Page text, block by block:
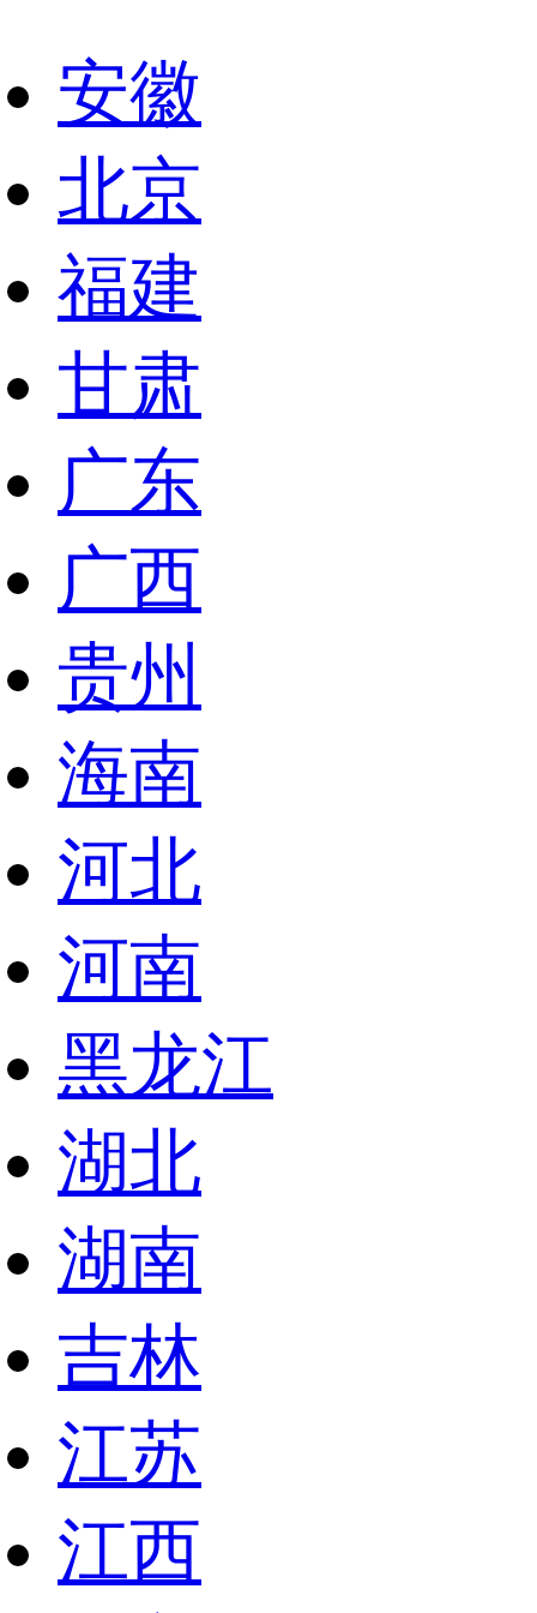
安徽
北京
福建
甘肃
广东
广西
贵州
海南
河北
河南
黑龙江
湖北
湖南
吉林
江苏
江西